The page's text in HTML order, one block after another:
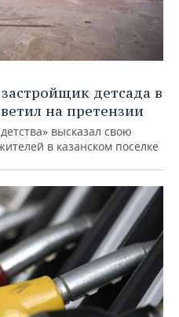
детсада в
на претензии
высказал свою
в казанском поселке